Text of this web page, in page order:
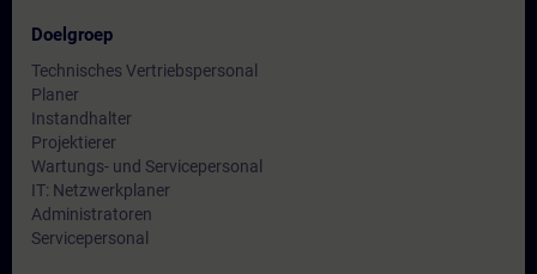
Doelgroep
Technisches Vertriebspersonal
Planer
Instandhalter
Projektierer
Wartungs- und Servicepersonal
IT: Netzwerkplaner
Administratoren
Servicepersonal